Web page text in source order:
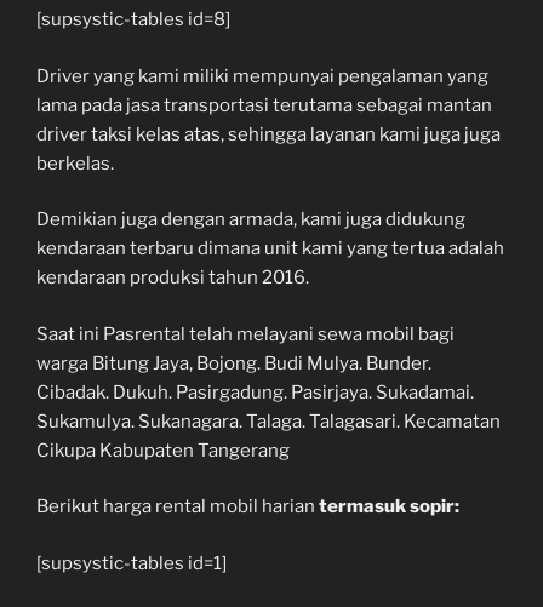
[supsystic-tables id=8]
Driver yang kami miliki mempunyai pengalaman yang
lama pada jasa transportasi terutama sebagai mantan
driver taksi kelas atas, sehingga layanan kami juga juga
berkelas.
Demikian juga dengan armada, kami juga didukung
kendaraan terbaru dimana unit kami yang tertua adalah
kendaraan produksi tahun 2016.
Saat ini Pasrental telah melayani sewa mobil bagi
warga Bitung Jaya, Bojong. Budi Mulya. Bunder.
Cibadak. Dukuh. Pasirgadung. Pasirjaya. Sukadamai.
Sukamulya. Sukanagara. Talaga. Talagasari. Kecamatan
Cikupa Kabupaten Tangerang
Berikut harga rental mobil harian termasuk sopir:
[supsystic-tables id=1]